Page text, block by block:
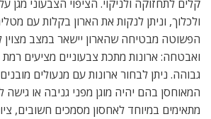
קלים לתחזוקה ולניקוי. הציפוי הצבעוני
ולכלוך, וניתן לנקות את הארון בקלות עם
הפשוטה מבטיחה שהארון יישאר במצב מצוין
ואבטחה: ארונות מתכת צבעוניים מציעים
גבוהה. ניתן לבחור ארונות עם מנעולים
המאוחסן בהם יהיה מוגן מפני גניבה או גישה
מתאימים במיוחד לאחסון מסמכים חשובים,